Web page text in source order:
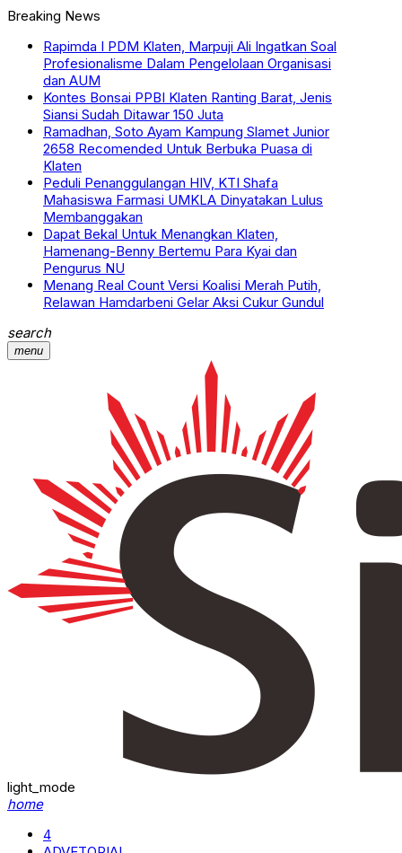
Breaking News
Rapimda I PDM Klaten, Marpuji Ali Ingatkan Soal
Profesionalisme Dalam Pengelolaan Organisasi
dan AUM
Kontes Bonsai PPBI Klaten Ranting Barat, Jenis
Siansi Sudah Ditawar 150 Juta
Ramadhan, Soto Ayam Kampung Slamet Junior
2658 Recomended Untuk Berbuka Puasa di
Klaten
Peduli Penanggulangan HIV, KTI Shafa
Mahasiswa Farmasi UMKLA Dinyatakan Lulus
Membanggakan
Dapat Bekal Untuk Menangkan Klaten,
Hamenang-Benny Bertemu Para Kyai dan
Pengurus NU
Menang Real Count Versi Koalisi Merah Putih,
Relawan Hamdarbeni Gelar Aksi Cukur Gundul
search
menu
light_mode
home
4